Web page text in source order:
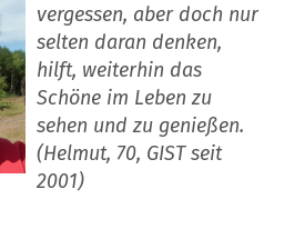
vergessen, aber doch nur
selten daran denken,
hilft, weiterhin das
Schöne im Leben zu
sehen und zu genießen.
(Helmut, 70, GIST seit
2001)